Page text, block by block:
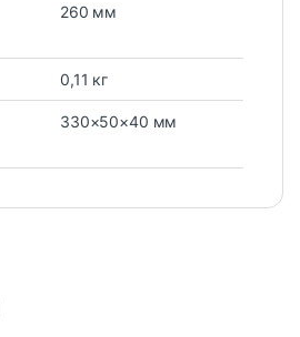
260 мм
0,11 кг
330×50×40 мм